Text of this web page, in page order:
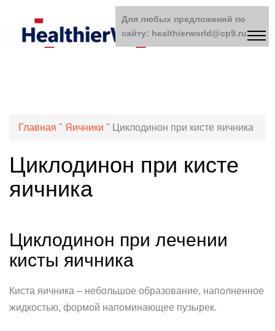
Главная " Яичники " Циклодинон при кисте яичника
Циклодинон при кисте
яичника
Циклодинон при лечении
кисты яичника
Киста яичника – небольшое образование, наполненное
жидкостью, формой напоминающее пузырек.
Для любых предложений по
сайту: healthierworld@cp9.ru